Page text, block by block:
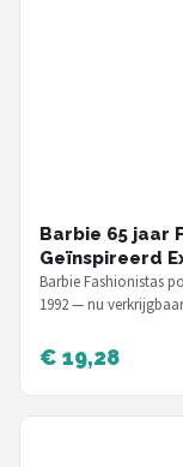
Barbie 65 jaar
Geïnspireerd
Barbie Fashionistas
1992 — nu
€ 19,28